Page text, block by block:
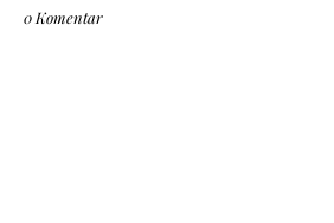
0 Komentar